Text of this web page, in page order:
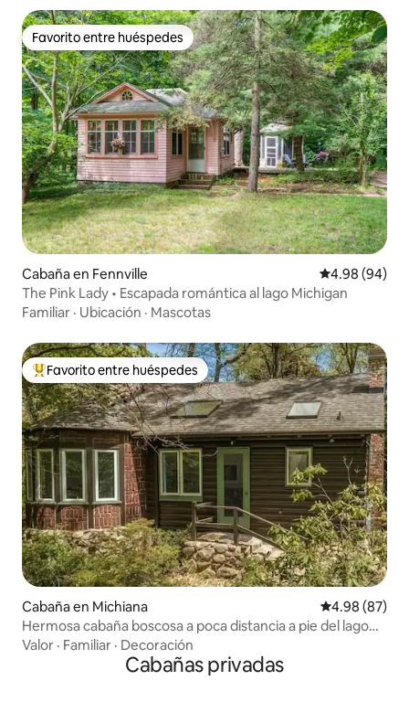
Favorito entre huéspedes
Favorito entre huéspedes
Cabaña en Fennville Calificación
4.98 (94)
The Pink Lady • Escapada romántica al lago Michigan
Familiar · Ubicación · Mascotas
De los mejores en Favorito entre huéspedes
Favorito entre huéspedes
Cabaña en Michiana Calificación
4.98 (87)
Hermosa cabaña boscosa a poca distancia a pie del lago
Míchigan
Valor · Familiar · Decoración
Cabañas privadas